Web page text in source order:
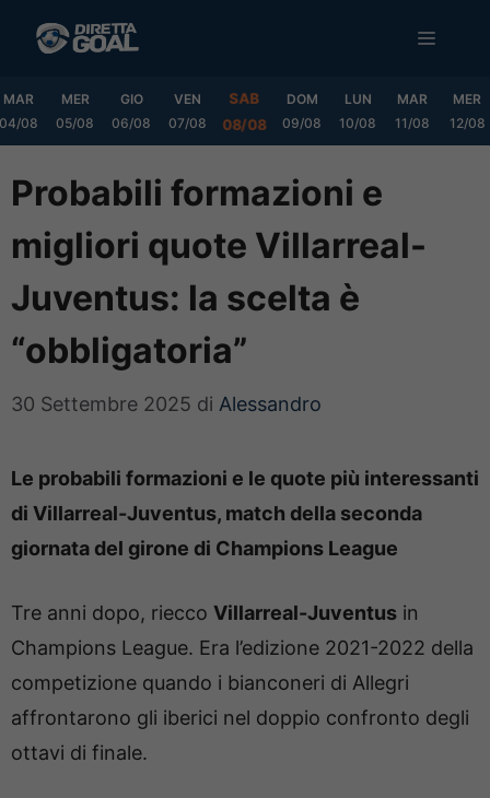
MENU
MAR
04/08
MER
05/08
GIO
06/08
VEN
07/08
SAB
08/08
DOM
09/08
LUN
10/08
MAR
11/08
MER
12/08
Probabili formazioni e
migliori quote Villarreal-
Juventus: la scelta è
“obbligatoria”
30 Settembre 2025 di Alessandro
Le probabili formazioni e le quote più interessanti
di Villarreal-Juventus, match della seconda
giornata del girone di Champions League
Tre anni dopo, riecco Villarreal-Juventus in
Champions League. Era l’edizione 2021-2022 della
competizione quando i bianconeri di Allegri
affrontarono gli iberici nel doppio confronto degli
ottavi di finale.